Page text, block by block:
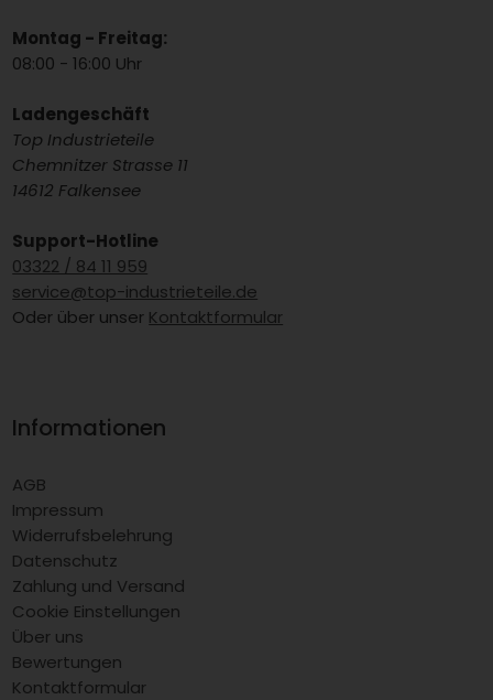
Montag - Freitag:
08:00 - 16:00 Uhr
Ladengeschäft
Top Industrieteile
Chemnitzer Strasse 11
14612 Falkensee
Support-Hotline
03322 / 84 11 959
service@top-industrieteile.de
Oder über unser Kontaktformular
Informationen
AGB
Impressum
Widerrufsbelehrung
Datenschutz
Zahlung und Versand
Cookie Einstellungen
Über uns
Bewertungen
Kontaktformular